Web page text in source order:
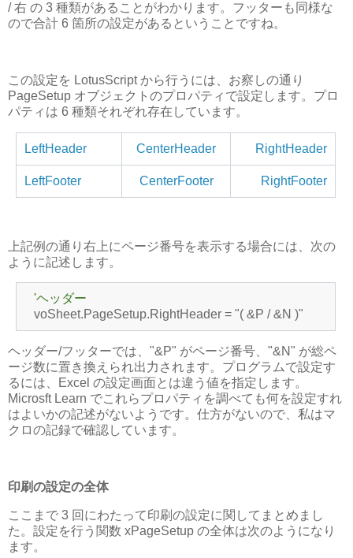
/ 右 の 3 種類があることがわかります。フッターも同様な
ので合計 6 箇所の設定があるということですね。
この設定を LotusScript から行うには、お察しの通り
PageSetup オブジェクトのプロパティで設定します。プロ
パティは 6 種類それぞれ存在しています。
LeftHeader CenterHeader RightHeader
LeftFooter CenterFooter RightFooter
上記例の通り右上にページ番号を表示する場合には、次の
ように記述します。
'ヘッダー
voSheet.PageSetup.RightHeader = "( &P / &N )"
ヘッダー/フッターでは、"&P" がページ番号、"&N" が総ペ
ージ数に置き換えられ出力されます。プログラムで設定す
るには、Excel の設定画面とは違う値を指定します。
Microsft Learn でこれらプロパティを調べても何を設定すれ
はよいかの記述がないようです。仕方がないので、私はマ
クロの記録で確認しています。
印刷の設定の全体
ここまで 3 回にわたって印刷の設定に関してまとめまし
た。設定を行う関数 xPageSetup の全体は次のようになり
ます。